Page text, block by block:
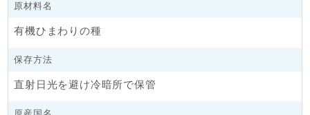
原材料名
有機ひまわりの種
保存方法
直射日光を避け冷暗所で保管